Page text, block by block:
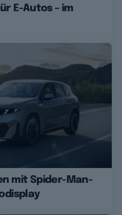
E-Autos – im
mit Spider-Man-